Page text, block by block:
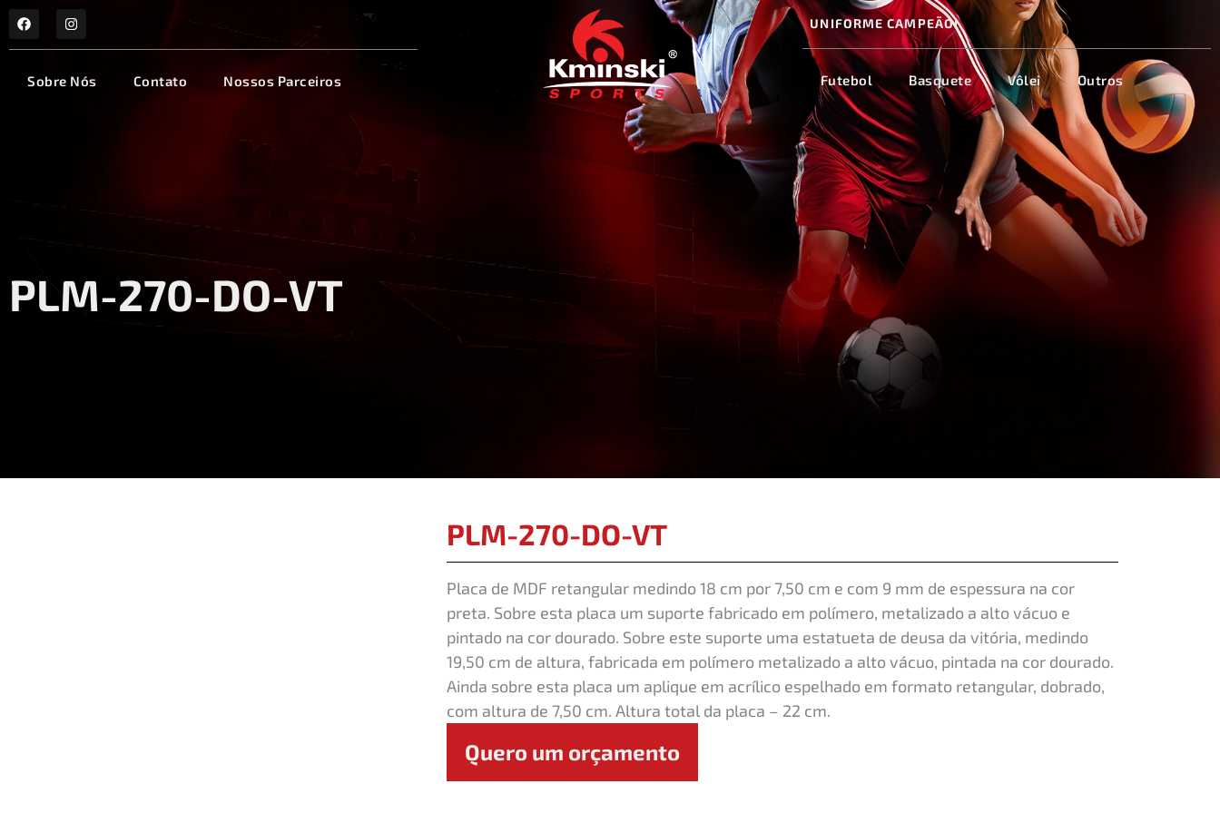
Sobre Nós Contato Nossos Parceiros
UNIFORME CAMPEÃO!
Futebol Basquete Vôlei Outros
PLM-270-DO-VT
PLM-270-DO-VT
Placa de MDF retangular medindo 18 cm por 7,50 cm e com 9 mm de espessura na cor
preta. Sobre esta placa um suporte fabricado em polímero, metalizado a alto vácuo e
pintado na cor dourado. Sobre este suporte uma estatueta de deusa da vitória, medindo
19,50 cm de altura, fabricada em polímero metalizado a alto vácuo, pintada na cor dourado.
Ainda sobre esta placa um aplique em acrílico espelhado em formato retangular, dobrado,
com altura de 7,50 cm. Altura total da placa – 22 cm.
Quero um orçamento